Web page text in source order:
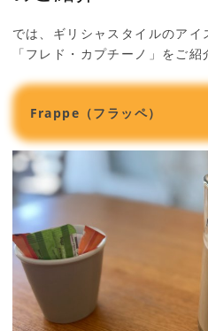
では、ギリシャスタイルのア
「フレド・カプチーノ」をご
Frappe（フラッペ）